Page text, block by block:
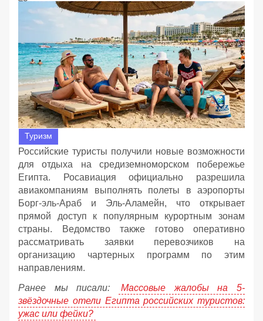
Туризм
Российские туристы получили новые возможности
для отдыха на средиземноморском побережье
Египта. Росавиация официально разрешила
авиакомпаниям выполнять полеты в аэропорты
Борг-эль-Араб и Эль-Аламейн, что открывает
прямой доступ к популярным курортным зонам
страны. Ведомство также готово оперативно
рассматривать заявки перевозчиков на
организацию чартерных программ по этим
направлениям.
Ранее мы писали:
Массовые жалобы на 5-
звёздочные отели Египта российских туристов:
ужас или фейки?